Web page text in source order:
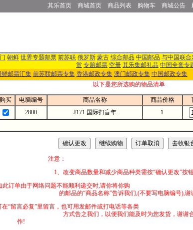
其乐首页 商城首页 商品列表 购物车 商城公告
朝鲜 世界专题邮票 前苏联 俄罗斯 蒙古 综合邮品 中国邮品 与中国联
赏 专题邮票 空册 其乐集邮礼品 中国全套专
鲜邮票汇集 前苏联邮票专集 香港邮政专集 澳门邮政专集 中国邮政专集
以下是您所选购的物品清单
购买 电脑编号 商品名称 商品价格
2800
J171 国际扫盲年 1
注意：
1、改变商品数量和减少商品种类需按“确认更改”按钮
如此订单由于网络问题不能顺利递
的邮品的“商品名称”告诉我们,(不要写电脑编号),谢
可在“留言必复”里留言，也可用发邮
方式告之我们，以便我们能及时为您发货，谢谢
作!